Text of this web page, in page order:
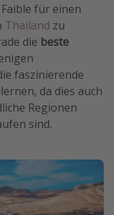
für einen
Thailand zu
die beste
faszinierende
da dies auch
Regionen
sind.